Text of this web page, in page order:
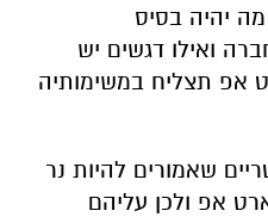
יהיה בסיס
ואילו דגשים יש
אפ תצליח במשימותיה
שאמורים להיות נר
אפ ולכן עליהם